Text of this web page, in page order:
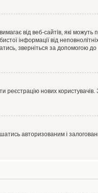
від веб-сайтів, які можуть
інформації від
зверніться за допомогою
нових
авторизованим і